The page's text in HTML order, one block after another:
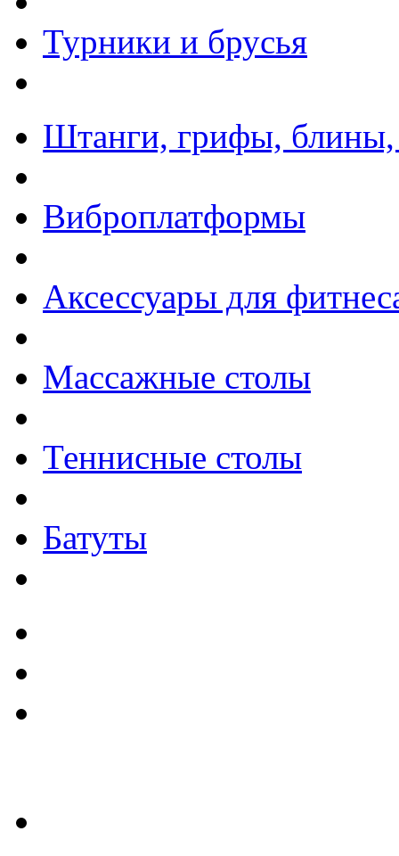
Турники и брусья
Штанги, грифы, блины,
Виброплатформы
Аксессуары для
Массажные столы
Теннисные столы
Батуты